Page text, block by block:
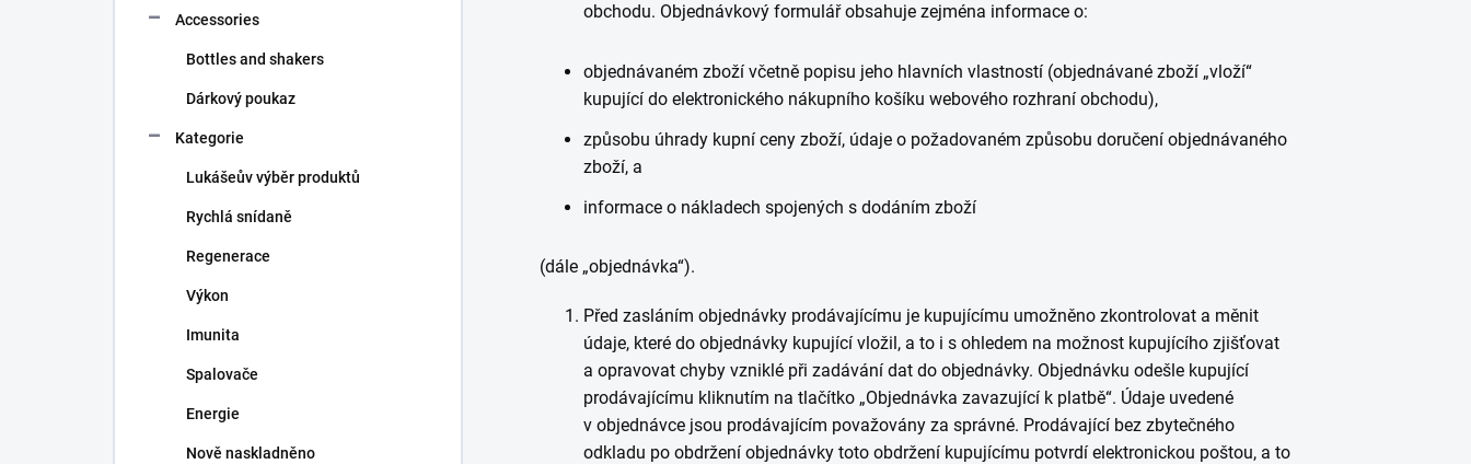
Accessories
Bottles and shakers
Dárkový poukaz
Kategorie
Lukášeův výběr produktů
Rychlá snídaně
Regenerace
Výkon
Imunita
Spalovače
Energie
Nově naskladněno
obchodu. Objednávkový formulář obsahuje zejména informace o:
objednávaném zboží včetně popisu jeho hlavních vlastností (objednávané zboží „vloží“
kupující do elektronického nákupního košíku webového rozhraní obchodu),
způsobu úhrady kupní ceny zboží, údaje o požadovaném způsobu doručení objednávaného
zboží, a
informace o nákladech spojených s dodáním zboží
(dále „objednávka“).
Před zasláním objednávky prodávajícímu je kupujícímu umožněno zkontrolovat a měnit
údaje, které do objednávky kupující vložil, a to i s ohledem na možnost kupujícího zjišťovat
a opravovat chyby vzniklé při zadávání dat do objednávky. Objednávku odešle kupující
prodávajícímu kliknutím na tlačítko „Objednávka zavazující k platbě“. Údaje uvedené
v objednávce jsou prodávajícím považovány za správné. Prodávající bez zbytečného
odkladu po obdržení objednávky toto obdržení kupujícímu potvrdí elektronickou poštou, a to